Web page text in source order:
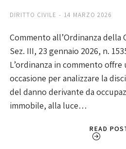
DIRITTO CIVILE 14 MARZO 2026
Commento all’Ordinanza della
Sez. III, 23 gennaio 2026, n.
L’ordinanza in commento
occasione per analizzare la
del danno derivante da
immobile, alla luce…
READ